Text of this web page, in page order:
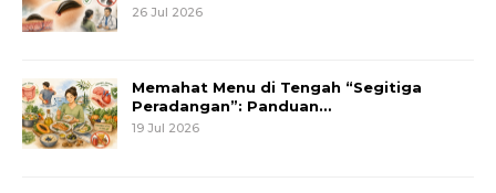
26 Jul 2026
Memahat Menu di Tengah “Segitiga
Peradangan”: Panduan…
19 Jul 2026